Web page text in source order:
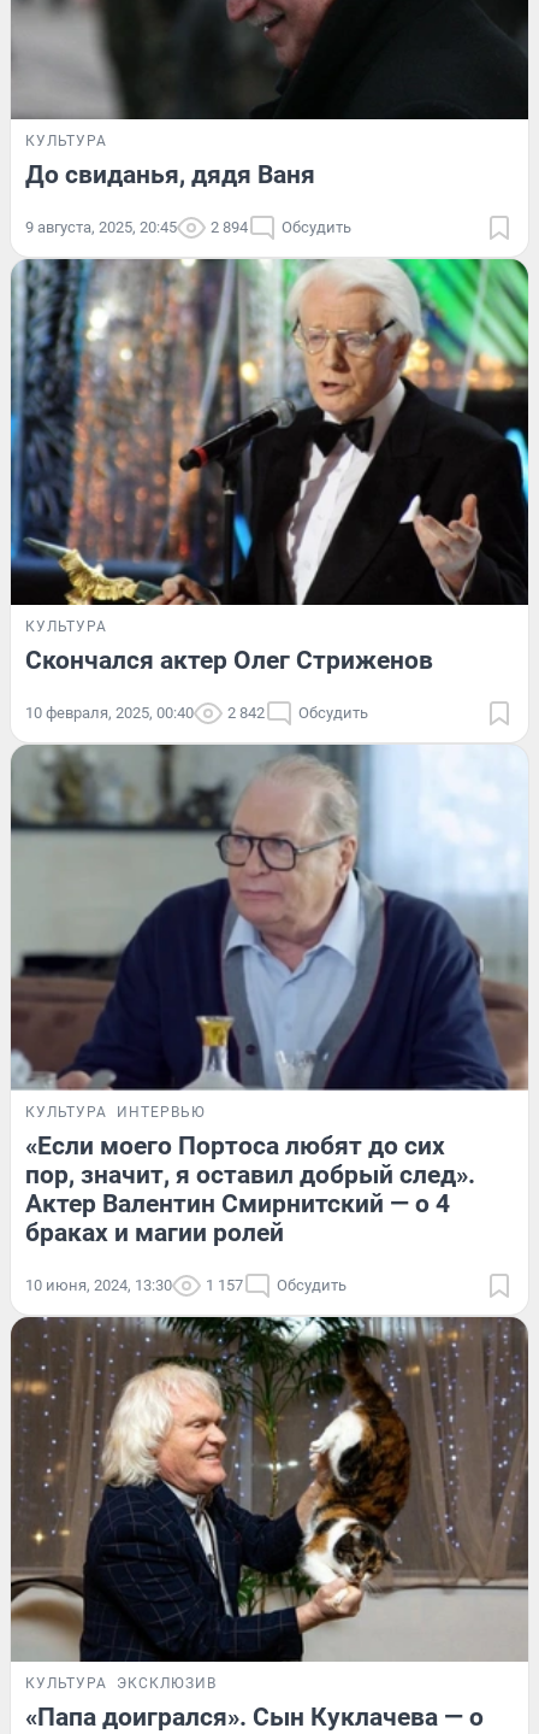
КУЛЬТУРА
До свиданья, дядя Ваня
9 августа, 2025, 20:45 2 894 Обсудить
КУЛЬТУРА
Скончался актер Олег Стриженов
10 февраля, 2025, 00:40 2 842 Обсудить
КУЛЬТУРА ИНТЕРВЬЮ
«Если моего Портоса любят до сих
пор, значит, я оставил добрый след».
Актер Валентин Смирнитский — о 4
браках и магии ролей
10 июня, 2024, 13:30 1 157 Обсудить
КУЛЬТУРА ЭКСКЛЮЗИВ
«Папа доигрался». Сын Куклачева — о